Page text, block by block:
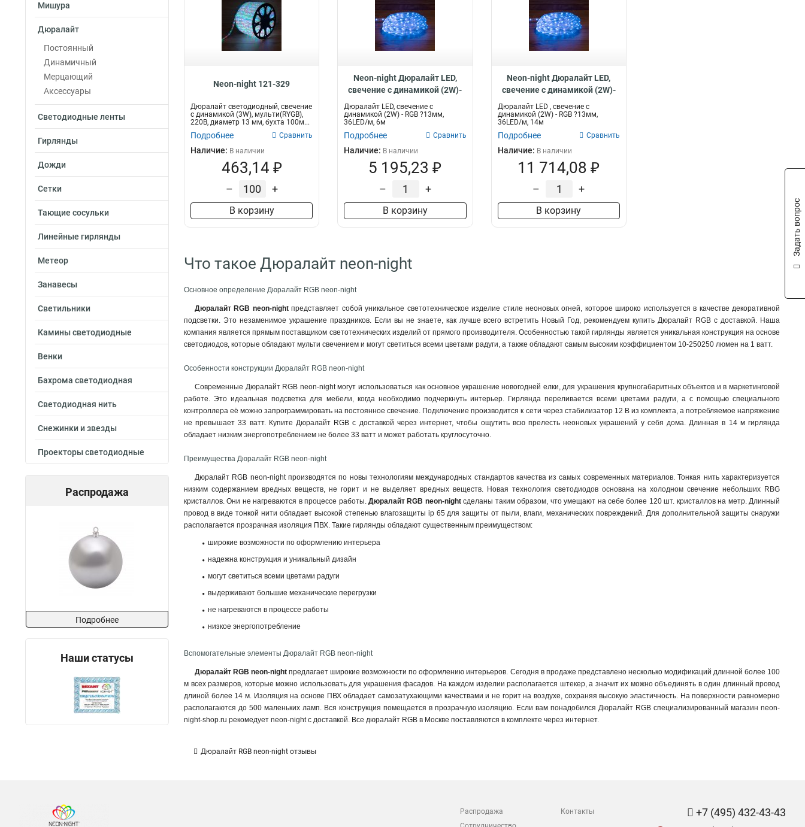
Мишура
Дюралайт
Постоянный
Динамичный
Мерцающий
Аксессуары
Светодиодные ленты
Гирлянды
Дожди
Сетки
Тающие сосульки
Линейные гирлянды
Метеор
Занавесы
Светильники
Камины светодиодные
Венки
Бахрома светодиодная
Светодиодная нить
Снежинки и звезды
Проекторы светодиодные
Распродажа
Подробнее
Наши статусы
мультиколор
Neon-night 121-329
Дюралайт светодиодный, свечение
с динамикой (3W), мульти(RYGB),
220В, диаметр 13 мм, бухта 100м...
Подробнее Сравнить
Наличие: В наличии
463,14 ₽
– +
В корзину
Neon-night Дюралайт LED,
свечение с динамикой (2W)-
RGB, 36LED/м 245-109
Дюралайт LED, свечение с
динамикой (2W) - RGB ?13мм,
36LED/м, 6м
Подробнее Сравнить
Наличие: В наличии
5 195,23 ₽
– +
В корзину
Neon-night Дюралайт LED,
свечение с динамикой (2W)-
RGB, 36LED/м 245-119
Дюралайт LED , свечение с
динамикой (2W) - RGB ?13мм,
36LED/м, 14м
Подробнее Сравнить
Наличие: В наличии
11 714,08 ₽
– +
В корзину
Что такое Дюралайт neon-night
Основное определение Дюралайт RGB neon-night
Дюралайт RGB neon-nightпредставляет собой уникальное светотехническое изделие стиле неоновых огней, которое широко используется в качестве декоративной
подсветки. Это незаменимое украшение праздников. Если вы не знаете, как лучше всего встретить Новый Год, рекомендуем купить Дюралайт RGB с доставкой. Наша
компания является прямым поставщиком светотехнических изделий от прямого производителя. Особенностью такой гирлянды является уникальная конструкция на основе
светодиодов, которые обладают мульти свечением и могут светиться всеми цветами радуги, а также обладают самым высоким коэффициентом 10-250250 люмен на 1 ватт.
Особенности конструкции Дюралайт RGB neon-night
Современные Дюралайт RGB neon-night могут использоваться как основное украшение новогодней елки, для украшения крупногабаритных объектов и в маркетинговой
работе. Это идеальная подсветка для мебели, когда необходимо подчеркнуть интерьер. Гирлянда переливается всеми цветами радуги, а с помощью специального
контроллера её можно запрограммировать на постоянное свечение. Подключение производится к сети через стабилизатор 12 В из комплекта, а потребляемое напряжение
не превышает 33 ватт.Купите Дюралайт RGB с доставкой через интернет, чтобы ощутить всю прелесть неоновых украшений у себя дома. Длинная в 14 м гирлянда
обладает низким энергопотреблением не более 33 ватт и может работать круглосуточно.
Преимущества Дюралайт RGB neon-night
Дюралайт RGB neon-night производятся по новы технологиям международных стандартов качества из самых современных материалов. Тонкая нить характеризуется
низким содержанием вредных веществ, не горит и не выделяет вредных веществ. Новая технология светодиодов основана на холодном свечение небольших RBG
кристаллов. Они не нагреваются в процессе работы.Дюралайт RGB neon-nightсделаны таким образом, что умещают на себе более 120 шт. кристаллов на метр. Длинный
провод в виде тонкой нити обладает высокой степенью влагозащиты ip 65 для защиты от пыли, влаги, механических повреждений. Для дополнительной защиты снаружи
располагается прозрачная изоляция ПВХ. Такие гирлянды обладают существенным преимуществом:
широкие возможности по оформлению интерьера
надежна конструкция и уникальный дизайн
могут светиться всеми цветами радуги
выдерживают большие механические перегрузки
не нагреваются в процессе работы
низкое энергопотребление
Вспомогательные элементы Дюралайт RGB neon-night
Дюралайт RGB neon-nightпредлагает широкие возможности по оформлению интерьеров. Сегодня в продаже представлено несколько модификаций длинной более 100
м всех размеров, которые можно использовать для украшения фасадов. На каждом изделии располагается штекер, а значит их можно объединять в один длинный провод
длиной более 14 м. Изоляция на основе ПВХ обладает самозатухающими качествами и не горит на воздухе, сохраняя высокую эластичность. На поверхности равномерно
располагаются до 500 маленьких ламп. Вся конструкция помещается в прозрачную изоляцию. Если вам понадобился Дюралайт RGB специализированный магазин neon-
night-shop.ru рекомедует neon-night с доставкой. Все дюралайт RGB в Москве поставляются в комплекте через интернет.
Дюралайт RGB neon-night отзывы
Распродажа
Контакты
+7 (495) 432-43-43
Задать вопрос